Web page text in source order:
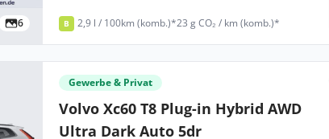
6 B 2,9 l / 100km (komb.)*23 g CO₂ / km (komb.)*
Gewerbe & Privat
Volvo Xc60 T8 Plug-in Hybrid AWD
Ultra Dark Auto 5dr